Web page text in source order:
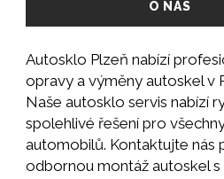
O NÁS
Autosklo Plzeň nabízí
opravy a výměny autoskel v
Naše autosklo servis nabízí
spolehlivé řešení pro
automobilů. Kontaktujte nás
odbornou montáž autoskel s